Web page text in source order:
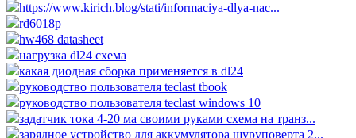
https://www.kirich.blog/stati/informaciya-dlya-nac...
rd6018p
hw468 datasheet
нагрузка dl24 схема
какая диодная сборка применяется в dl24
руководство пользователя teclast tbook
руководство пользователя teclast windows 10
задатчик тока 4-20 ма своими руками схема на транз...
зарядное устройство для аккумулятора шуруповерта 2...